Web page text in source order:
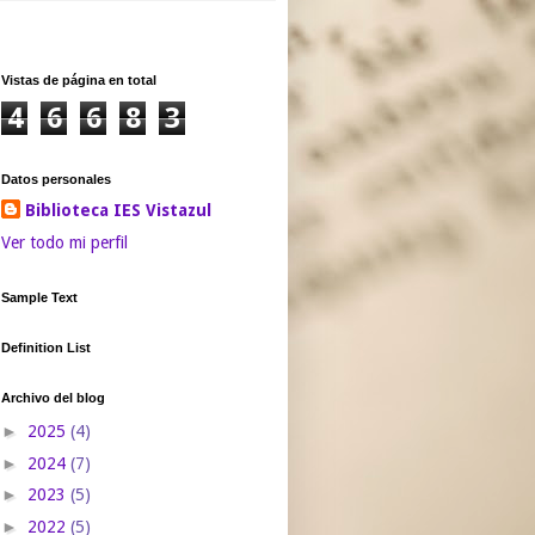
Vistas de página en total
4 6 6 8 3
Datos personales
Biblioteca IES Vistazul
Ver todo mi perfil
Sample Text
Definition List
Archivo del blog
► 2025 (4)
► 2024 (7)
► 2023 (5)
► 2022 (5)